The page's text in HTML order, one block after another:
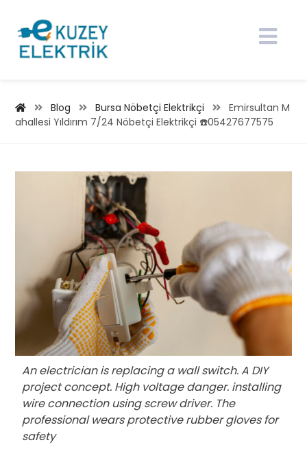
Blog Bursa Nöbetçi Elektrikçi
Emirsultan M
ahallesi Yıldırım 7/24 Nöbetçi Elektrikçi ☎️05427677575
An electrician is replacing a wall switch. A DIY
project concept. High voltage danger. installing
wire connection using screw driver. The
professional wears protective rubber gloves for
safety